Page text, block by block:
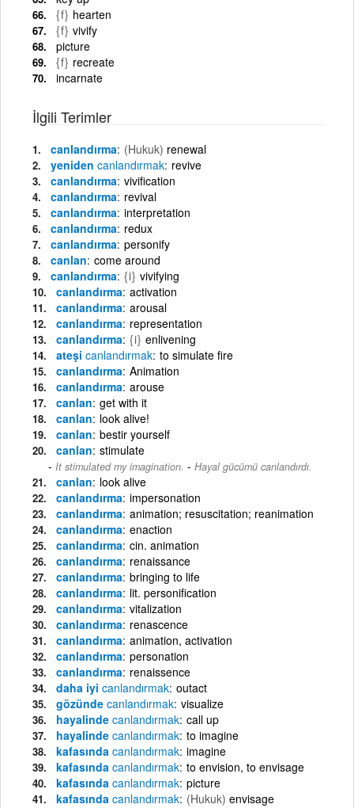
{f} hearten
{f} vivify
picture
{f} recreate
incarnate
İlgili Terimler
canlandırma (Hukuk) renewal
yeniden canlandırmak revive
canlandırma vivification
canlandırma revival
canlandırma interpretation
canlandırma redux
canlandırma personify
canlan come around
canlandırma {i} vivifying
canlandırma activation
canlandırma arousal
canlandırma representation
canlandırma {i} enlivening
ateşi canlandırmak to simulate fire
canlandırma Animation
canlandırma arouse
canlan get with it
canlan look alive!
canlan bestir yourself
canlan stimulate
It stimulated my imagination. - Hayal gücümü canlandırdı.
canlan look alive
canlandırma impersonation
canlandırma animation; resuscitation; reanimation
canlandırma enaction
canlandırma cin. animation
canlandırma renaissance
canlandırma bringing to life
canlandırma lit. personification
canlandırma vitalization
canlandırma renascence
canlandırma animation, activation
canlandırma personation
canlandırma renaissence
daha iyi canlandırmak outact
gözünde canlandırmak visualize
hayalinde canlandırmak call up
hayalinde canlandırmak to imagine
kafasında canlandırmak imagine
kafasında canlandırmak to envision, to envisage
kafasında canlandırmak picture
kafasında canlandırmak (Hukuk) envisage